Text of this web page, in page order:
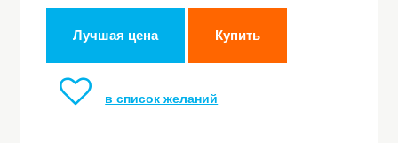
Лучшая цена Купить
в список желаний